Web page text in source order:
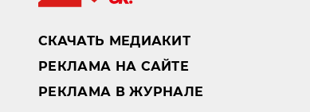
СКАЧАТЬ МЕДИАКИТ
РЕКЛАМА НА САЙТЕ
РЕКЛАМА В ЖУРНАЛЕ